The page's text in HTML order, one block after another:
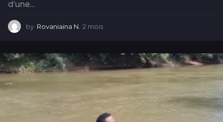
d’une...
by Rovaniaina N. 2 mois
i
s